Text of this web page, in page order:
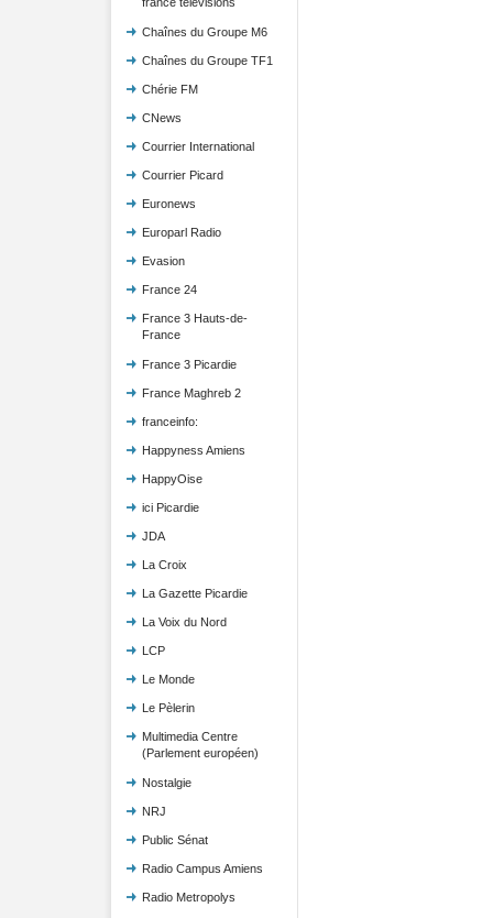
france télévisions
Chaînes du Groupe M6
Chaînes du Groupe TF1
Chérie FM
CNews
Courrier International
Courrier Picard
Euronews
Europarl Radio
Evasion
France 24
France 3 Hauts-de-
France
France 3 Picardie
France Maghreb 2
franceinfo:
Happyness Amiens
HappyOise
ici Picardie
JDA
La Croix
La Gazette Picardie
La Voix du Nord
LCP
Le Monde
Le Pèlerin
Multimedia Centre
(Parlement européen)
Nostalgie
NRJ
Public Sénat
Radio Campus Amiens
Radio Metropolys